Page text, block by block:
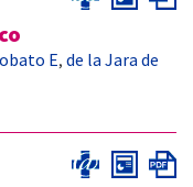
E, de la Jara de